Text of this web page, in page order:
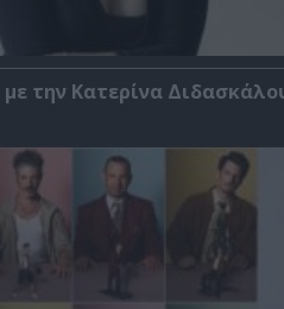
την Κατερίνα